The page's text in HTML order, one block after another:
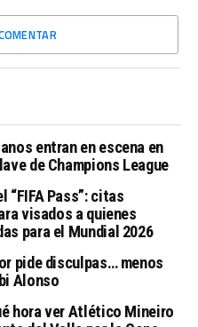
entran en escena en
de Champions League
“FIFA Pass”: citas
visados a quienes
para el Mundial 2026
pide disculpas… menos
Alonso
hora ver Atlético Mineiro